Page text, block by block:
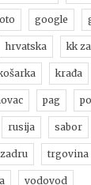
google
hrvatska kk
krađa
pag
rusija sabor
trgovina
vodovod